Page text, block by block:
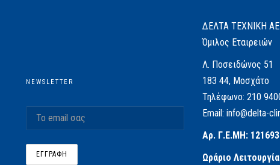
NEWSLETTER
ΔΕΛΤΑ ΤΕΧΝΙΚΗ ΑΕ
Όμιλος Εταιρειών
Λ. Ποσειδώνος 51
183 44, Μοσχάτο
Τηλέφωνο: 210
Email: info@delta-
Αρ. Γ.Ε.ΜΗ:
Ωράριο